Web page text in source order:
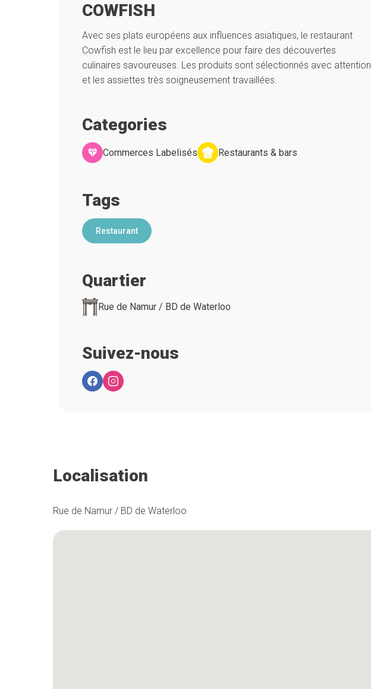
COWFISH
Avec ses plats européens aux influences asiatiques, le restaurant
Cowfish est le lieu par excellence pour faire des découvertes
culinaires savoureuses. Les produits sont sélectionnés avec attention
et les assiettes très soigneusement travaillées.
Categories
Commerces Labelisés Restaurants & bars
Tags
Restaurant
Quartier
Rue de Namur / BD de Waterloo
Suivez-nous
Localisation
Rue de Namur / BD de Waterloo